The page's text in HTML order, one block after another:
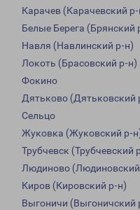
Карачев (Карачевский
Белые Берега (Брянский
Навля (Навлинский р-н)
Локоть (Брасовский р-н)
Фокино
Дятьково (Дятьковский
Сельцо
Жуковка (Жуковский р-
Трубчевск (Трубчевский
Людиново
Киров (Кировский р-н)
Выгоничи (Выгоничский